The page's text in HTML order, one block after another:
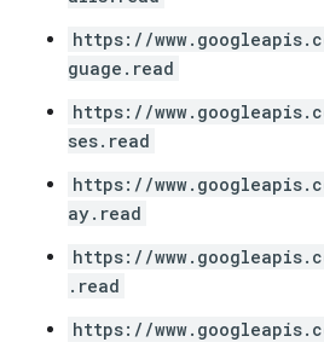
https://
guage.read
https://
ses.read
https://
ay.read
https://
.read
https://